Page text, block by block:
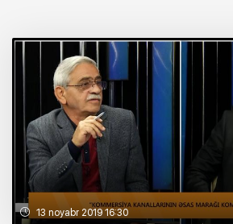
13 noyabr 2019 16:30